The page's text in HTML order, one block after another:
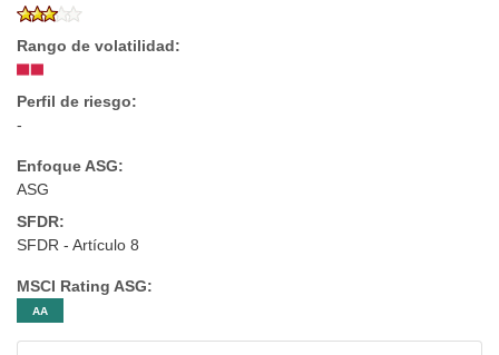
Rango de volatilidad:
Perfil de riesgo:
-
Enfoque ASG:
ASG
SFDR:
SFDR - Artículo 8
MSCI Rating ASG:
AA